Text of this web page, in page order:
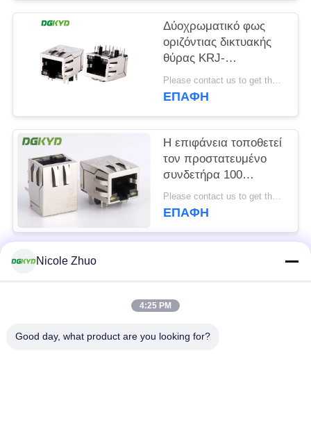
Δύοχρωματικό φως
οριζόντιας δικτυακής
θύρας KRJ-
301EGOGOENL
Gigabit RJ45
λάμπα και κλιπ
ελαστικού
Please contact us to get the latest price. MOQ:1 κομμάτι
ΕΠΑΦΉ
Η επιφάνεια τοποθετεί
τον προστατευμένο
συνδετήρα 100
σωστής γωνίας
ethernet rj45 ΒΆΣΗ -
Please contact us to get the latest price. MOQ:1 κομμάτι
ΕΠΑΦΉ
Λαϊκή κατηγορία
συνδετήρας
συνδετήρας
Nicole Zhuo
4:25 PM
Good day, what product are you looking for?